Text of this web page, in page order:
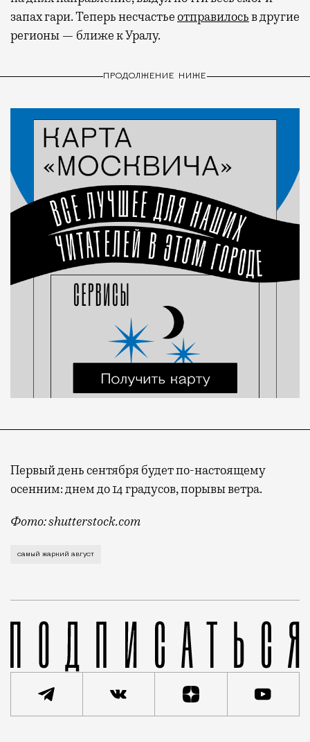
запах гари. Теперь несчастьеотправилосьв другие
регионы — ближе к Уралу.
ПРОДОЛЖЕНИЕ НИЖЕ
Первый день сентября будет по-настоящему
осенним: днем до 14 градусов, порывы ветра.
Фото: shutterstock.com
Объявили об этом в последний и — так совпало —
самый жаркий август